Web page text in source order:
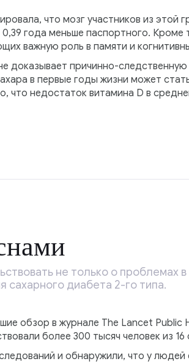
что мозг участников из этой
года меньше паспортного. Кроме
важную роль в памяти и
доказывает причинно-следственную
в первые годы жизни может
что недостаток витамина D в
не только о проблемах
сахарного диабета 2-го типа.
обзор в журнале The Lancet Public
более 300 тысяч человек из 16
и обнаружили, что у